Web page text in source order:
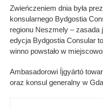
Zwieńczeniem dnia była
konsularnego Bydgostia
regionu Neszmely –
edycja Bydgostia Consular
winno powstało w
Ambasadorowi Íjgyártó
oraz konsul generalny w